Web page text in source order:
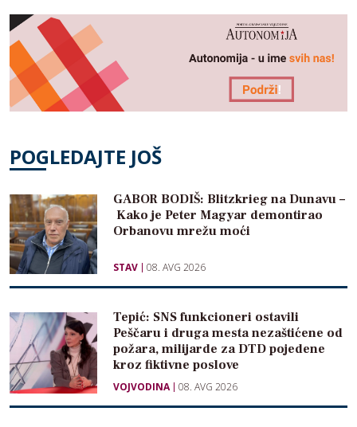
POGLEDAJTE JOŠ
GABOR BODIŠ: Blitzkrieg na Dunavu –
Kako je Peter Magyar demontirao
Orbanovu mrežu moći
STAV 08. AVG 2026
Tepić: SNS funkcioneri ostavili
Peščaru i druga mesta nezaštićene od
požara, milijarde za DTD pojedene
kroz fiktivne poslove
VOJVODINA 08. AVG 2026